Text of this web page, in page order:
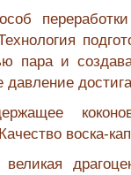
пара и
давление
воска-